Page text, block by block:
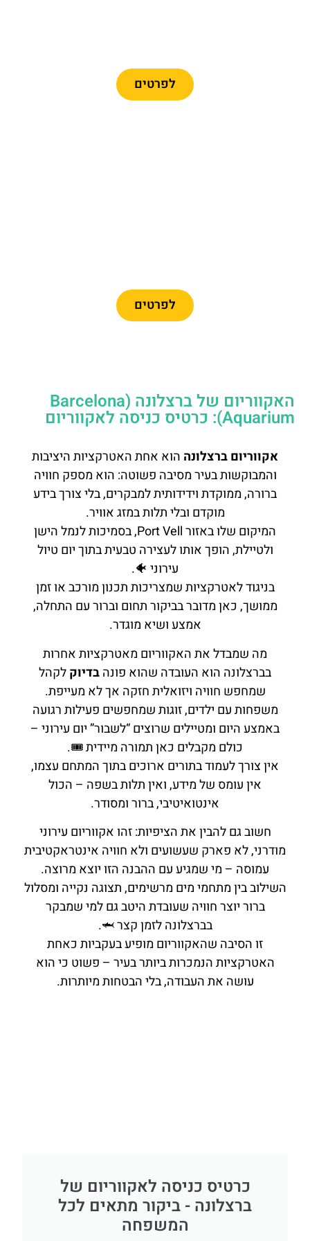
לפרטים
לפרטים
האקווריום של ברצלונה (Barcelona
Aquarium): כרטיס כניסה לאקווריום
אקווריום ברצלונה הוא אחת האטרקציות היציבות
והמבוקשות בעיר מסיבה פשוטה: הוא מספק חוויה
ברורה, ממוקדת וידידותית למבקרים, בלי צורך בידע
מוקדם ובלי תלות במזג אוויר.
המיקום שלו באזור Port Vell, בסמיכות לנמל הישן
ולטיילת, הופך אותו לעצירה טבעית בתוך יום טיול
עירוני 🐠.
בניגוד לאטרקציות שמצריכות תכנון מורכב או זמן
ממושך, כאן מדובר בביקור תחום וברור עם התחלה,
אמצע ושיא מוגדר.
מה שמבדל את האקווריום מאטרקציות אחרות
בברצלונה הוא העובדה שהוא פונהבדיוקלקהל
שמחפש חוויה ויזואלית חזקה אך לא מעייפת.
משפחות עם ילדים, זוגות שמחפשים פעילות רגועה
באמצע היום ומטיילים שרוצים “לשבור” יום עירוני –
כולם מקבלים כאן תמורה מיידית 🎟️.
אין צורך לעמוד בתורים ארוכים בתוך המתחם עצמו,
אין עומס של מידע, ואין תלות בשפה – הכול
אינטואיטיבי, ברור ומסודר.
חשוב גם להבין את הציפיות: זהו אקווריום עירוני
מודרני, לא פארק שעשועים ולא חוויה אינטראקטיבית
עמוסה – מי שמגיע עם ההבנה הזו יוצא מרוצה.
השילוב בין מתחמי מים מרשימים, תצוגה נקייה ומסלול
ברור יוצר חוויה שעובדת היטב גם למי שמבקר
בברצלונה לזמן קצר 🦈.
זו הסיבה שהאקווריום מופיע בעקביות כאחת
האטרקציות הנמכרות ביותר בעיר – פשוט כי הוא
עושה את העבודה, בלי הבטחות מיותרות.
כרטיס כניסה לאקווריום של
ברצלונה - ביקור מתאים לכל
המשפחה